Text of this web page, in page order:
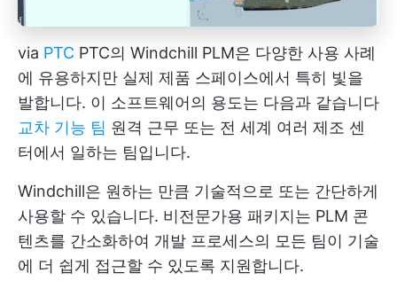
via PTC PTC의 Windchill PLM은 다양한 사용 사례
에 유용하지만 실제 제품 스페이스에서 특히 빛을
발합니다. 이 소프트웨어의 용도는 다음과 같습니다
교차 기능 팀 원격 근무 또는 전 세계 여러 제조 센
터에서 일하는 팀입니다.
Windchill은 원하는 만큼 기술적으로 또는 간단하게
사용할 수 있습니다. 비전문가용 패키지는 PLM 콘
텐츠를 간소화하여 개발 프로세스의 모든 팀이 기술
에 더 쉽게 접근할 수 있도록 지원합니다.